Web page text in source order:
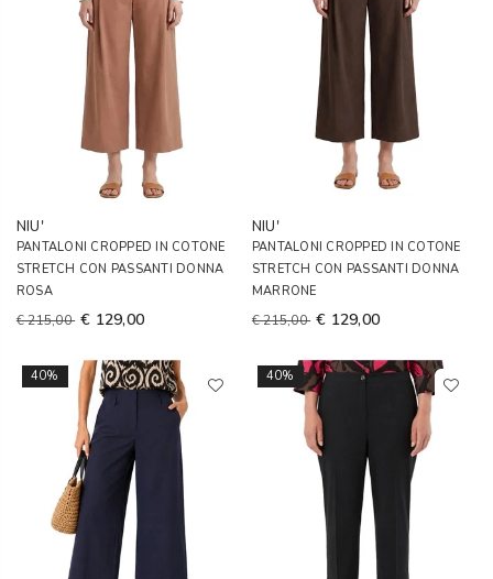
NIU'
PANTALONI CROPPED IN COTONE
STRETCH CON PASSANTI DONNA
ROSA
€ 215,00 € 129,00
NIU'
PANTALONI CROPPED IN COTONE
STRETCH CON PASSANTI DONNA
MARRONE
€ 215,00 € 129,00
40% 40%